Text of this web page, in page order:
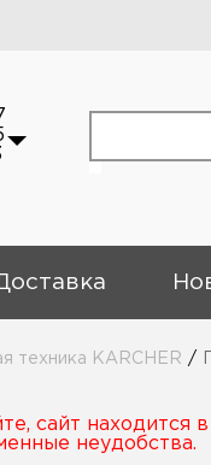
техника KARCHER /
сайт находится
неудобства.